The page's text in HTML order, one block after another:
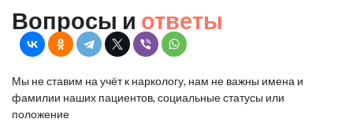
Вопросы и ответы
Мы не ставим на учёт к наркологу, нам не важны имена и
фамилии наших пациентов, социальные статусы или
положение